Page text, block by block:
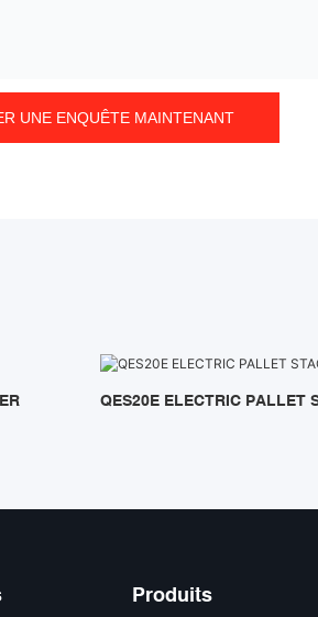
UNE ENQUÊTE MAINTENANT
QES20E ELECTRIC PALLET
Produits